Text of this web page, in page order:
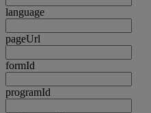
language
pageUrl
formId
programId